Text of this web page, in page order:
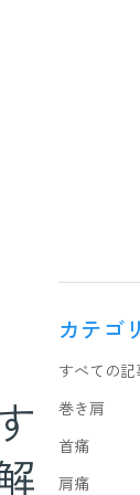
カテゴ
すべての記
巻き肩
首痛
肩痛